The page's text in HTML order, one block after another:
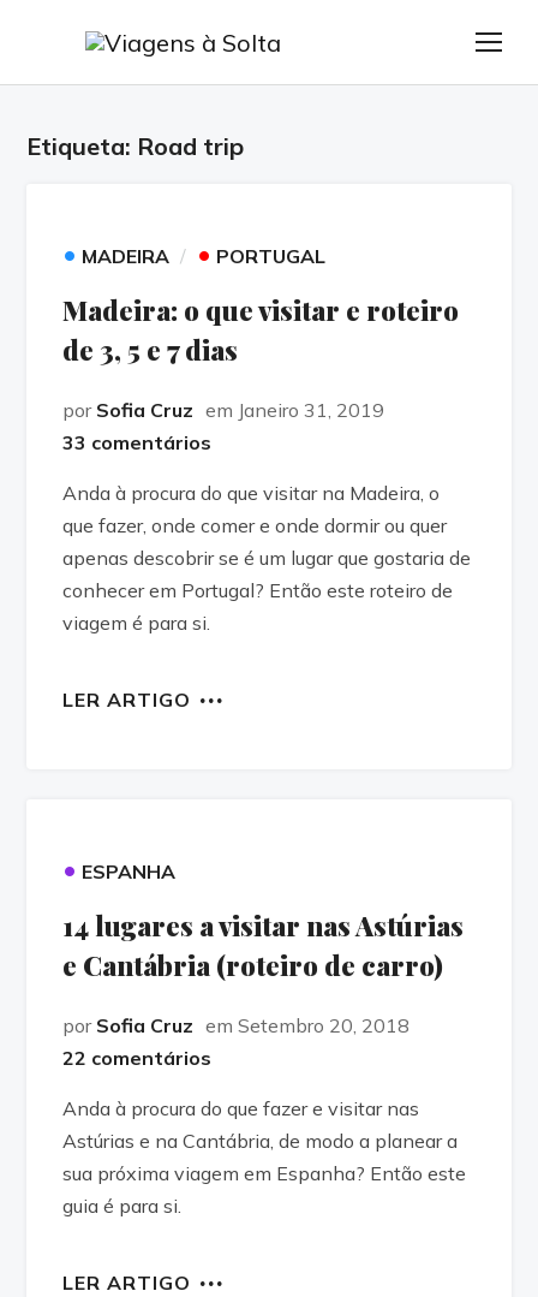
Etiqueta: Road trip
• MADEIRA • PORTUGAL
Madeira: o que visitar e roteiro
de 3, 5 e 7 dias
por Sofia Cruz em Janeiro 31, 2019
33 comentários
Anda à procura do que visitar na Madeira, o
que fazer, onde comer e onde dormir ou quer
apenas descobrir se é um lugar que gostaria de
conhecer em Portugal? Então este roteiro de
viagem é para si.
LER ARTIGO
• ESPANHA
14 lugares a visitar nas Astúrias
e Cantábria (roteiro de carro)
por Sofia Cruz em Setembro 20, 2018
22 comentários
Anda à procura do que fazer e visitar nas
Astúrias e na Cantábria, de modo a planear a
sua próxima viagem em Espanha? Então este
guia é para si.
LER ARTIGO